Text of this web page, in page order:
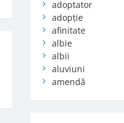
adoptator
adopție
afinitate
albie
albii
aluviuni
amendă